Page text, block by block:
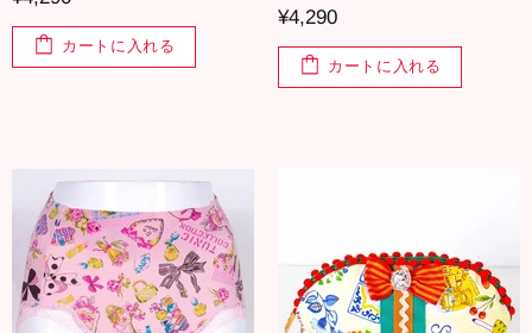
カートに入れる
¥4,290
カートに入れる